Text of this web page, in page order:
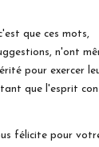
que ces mots,
n'ont
pour exercer
que l'esprit
félicite pour